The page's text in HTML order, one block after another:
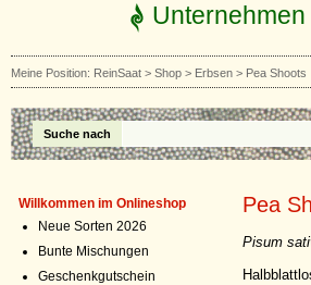
Unternehmen
Meine Position: ReinSaat > Shop > Erbsen > Pea Shoots
Suche nach
Willkommen im Onlineshop
Neue Sorten 2026
Bunte Mischungen
Geschenkgutschein
Pea
Pisum